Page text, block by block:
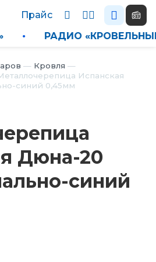
Прайс
РАДИО
— Кровля —
Испанская
синий 0,45мм
Дюна-20
синий